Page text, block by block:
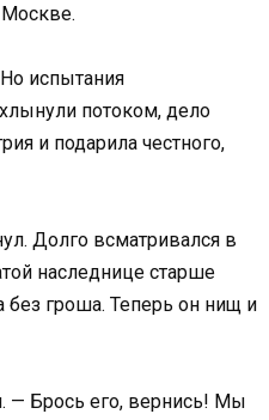
Москве.
испытания
потоком, дело
и подарила честного,
Долго всматривался в
наследнице старше
без гроша. Теперь он нищ и
— Брось его, вернись! Мы